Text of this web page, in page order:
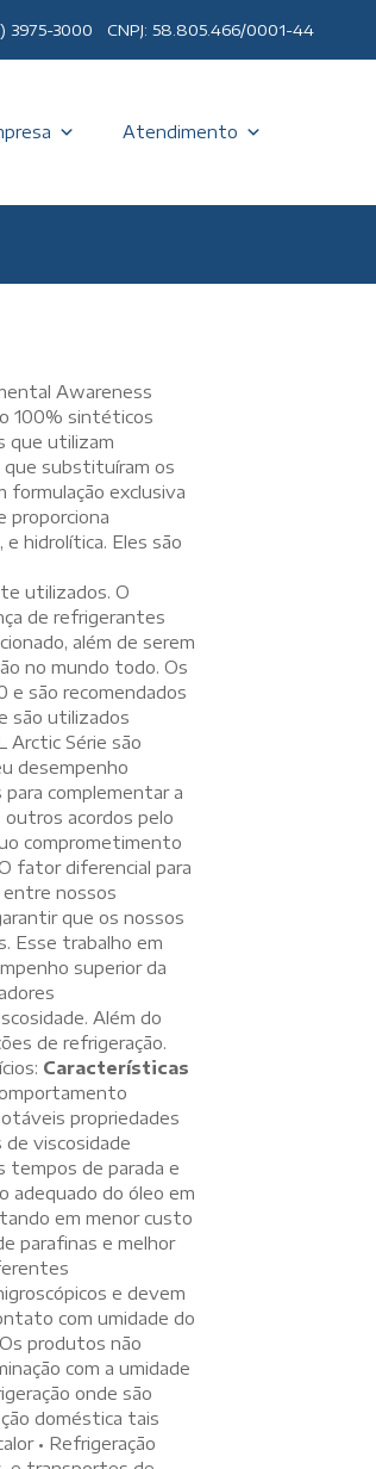
3975-3000 CNPJ: 58.805.466/0001-44
Atendimento
Awareness
100% sintéticos
que utilizam
que substituíram os
formulação exclusiva
proporciona
hidrolítica. Eles são
utilizados. O
de refrigerantes
além de serem
no mundo todo. Os
e são recomendados
são utilizados
Arctic Série são
desempenho
complementar a
acordos pelo
comprometimento
fator diferencial para
entre nossos
que os nossos
Esse trabalho em
superior da
Além do
de refrigeração.
Características
propriedades
viscosidade
tempos de parada e
adequado do óleo em
em menor custo
parafinas e melhor
e devem
com umidade do
produtos não
com a umidade
onde são
doméstica tais
• Refrigeração